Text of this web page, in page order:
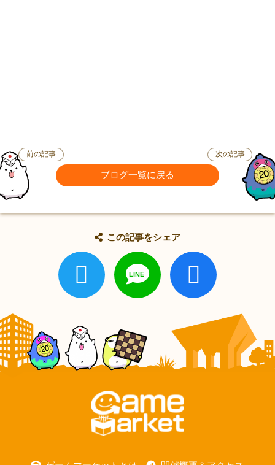
前の記事
ブログ一覧に戻る
次の記事
この記事をシェア